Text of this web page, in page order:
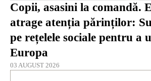
Copii, asasini la comandă.
atrage atenția părinților:
pe rețelele sociale pentru a
Europa
03 AUGUST 2026